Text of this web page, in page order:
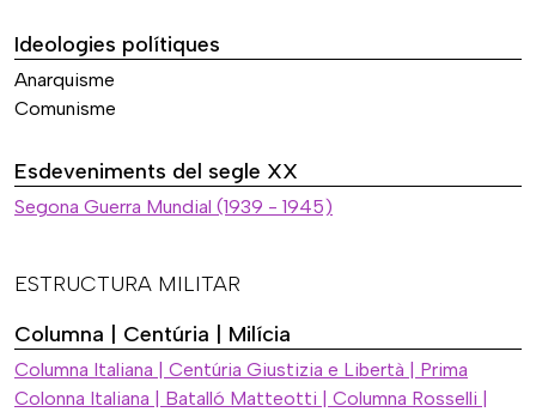
Ideologies polítiques
Anarquisme
Comunisme
Esdeveniments del segle XX
Segona Guerra Mundial (1939 - 1945)
ESTRUCTURA MILITAR
Columna | Centúria | Milícia
Columna Italiana | Centúria Giustizia e Libertà | Prima
Colonna Italiana | Batalló Matteotti | Columna Rosselli |